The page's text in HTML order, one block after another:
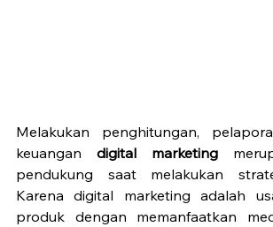
Melakukan penghitungan,
keuangan digital marketing
pendukung saat melakukan
Karena digital marketing adalah
produk dengan memanfaatkan